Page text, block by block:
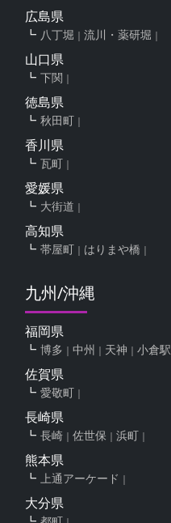
広島県
八丁堀 流川・薬研堀
山口県
下関
徳島県
秋田町
香川県
瓦町
愛媛県
大街道
高知県
帯屋町 はりまや橋
九州/沖縄
福岡県
博多 中州 天神 小倉駅
佐賀県
愛敬町
長崎県
長崎 佐世保 浜町
熊本県
上通アーケード
大分県